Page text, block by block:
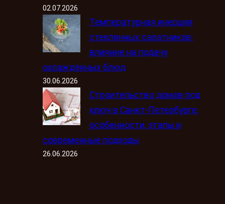
02.07.2026
Температурная инерция
стеклянных салатников:
влияние на подачу
охлаждённых блюд
30.06.2026
Строительство домов под
ключ в Санкт-Петербурге:
особенности, этапы и
современные подходы
26.06.2026